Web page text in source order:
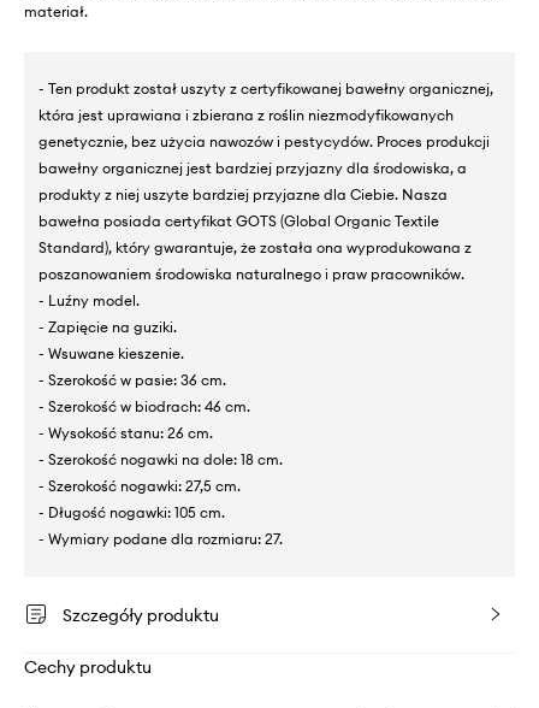
materiał.
- Ten produkt został uszyty z certyfikowanej bawełny organicznej,
która jest uprawiana i zbierana z roślin niezmodyfikowanych
genetycznie, bez użycia nawozów i pestycydów. Proces produkcji
bawełny organicznej jest bardziej przyjazny dla środowiska, a
produkty z niej uszyte bardziej przyjazne dla Ciebie. Nasza
bawełna posiada certyfikat GOTS (Global Organic Textile
Standard), który gwarantuje, że została ona wyprodukowana z
poszanowaniem środowiska naturalnego i praw pracowników.
- Luźny model.
- Zapięcie na guziki.
- Wsuwane kieszenie.
- Szerokość w pasie: 36 cm.
- Szerokość w biodrach: 46 cm.
- Wysokość stanu: 26 cm.
- Szerokość nogawki na dole: 18 cm.
- Szerokość nogawki: 27,5 cm.
- Długość nogawki: 105 cm.
- Wymiary podane dla rozmiaru: 27.
Szczegóły produktu
Cechy produktu